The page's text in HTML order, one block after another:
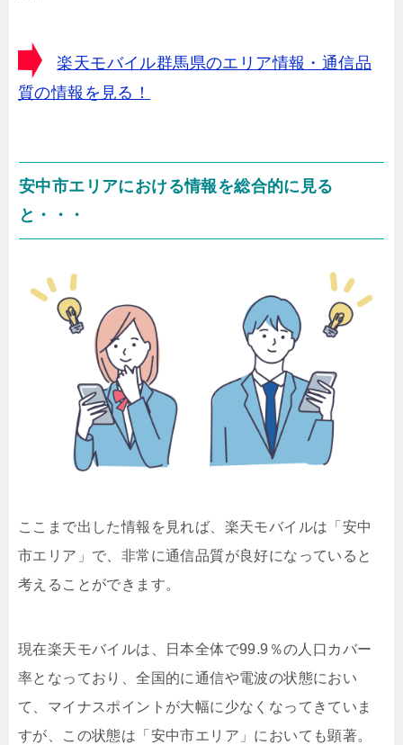
楽天モバイル群馬県のエリア情報・通信品
質の情報を見る！
安中市エリアにおける情報を総合的に見る
と・・・
ここまで出した情報を見れば、楽天モバイルは「安中
市エリア」で、非常に通信品質が良好になっていると
考えることができます。
現在楽天モバイルは、日本全体で99.9％の人口カバー
率となっており、全国的に通信や電波の状態におい
て、マイナスポイントが大幅に少なくなってきていま
すが、この状態は「安中市エリア」においても顕著。